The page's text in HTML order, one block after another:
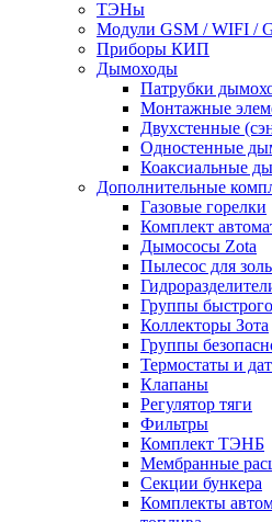
ТЭНы
Модули GSM / WIFI /
Приборы КИП
Дымоходы
Патрубки
Монтажные
Двухстенные
Одностенные
Коаксиальные
Дополнительные
Газовые горелки
Комплект
Дымососы Zota
Пылесос для
Группы
Коллекторы Зота
Группы
Термостаты и
Клапаны
Регулятор тяги
Фильтры
Комплект ТЭНБ
Мембранные
Секции бункера
Комплекты